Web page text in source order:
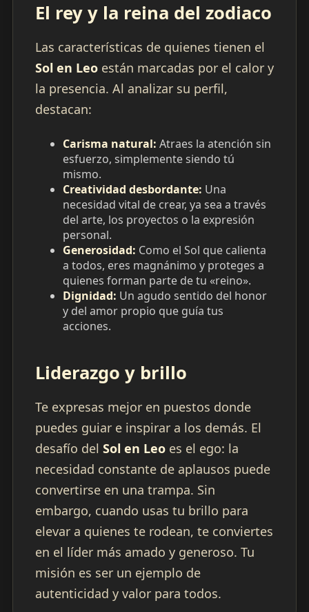
El rey y la reina del zodiaco
Las características de quienes tienen el
Sol en Leoestán marcadas por el calor y
la presencia. Al analizar su perfil,
destacan:
Carisma natural: Atraes la atención sin
esfuerzo, simplemente siendo tú
mismo.
Creatividad desbordante: Una
necesidad vital de crear, ya sea a través
del arte, los proyectos o la expresión
personal.
Generosidad: Como el Sol que calienta
a todos, eres magnánimo y proteges a
quienes forman parte de tu «reino».
Dignidad: Un agudo sentido del honor
y del amor propio que guía tus
acciones.
Liderazgo y brillo
Te expresas mejor en puestos donde
puedes guiar e inspirar a los demás. El
desafío del Sol en Leoes el ego: la
necesidad constante de aplausos puede
convertirse en una trampa. Sin
embargo, cuando usas tu brillo para
elevar a quienes te rodean, te conviertes
en el líder más amado y generoso. Tu
misión es ser un ejemplo de
autenticidad y valor para todos.